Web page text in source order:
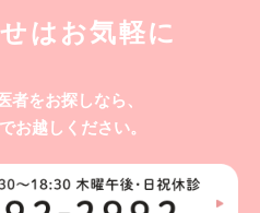
はお気軽に
者をお探しなら、
お越しください。